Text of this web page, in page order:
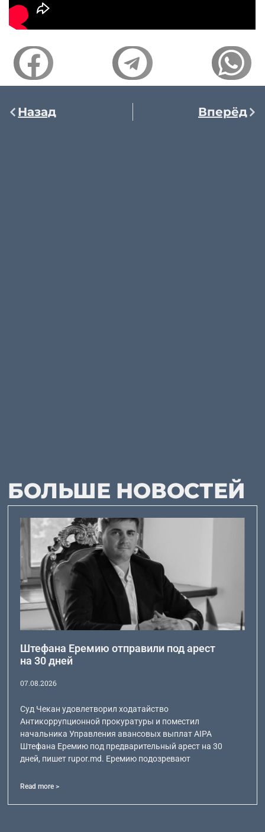
Назад Вперёд
БОЛЬШЕ НОВОСТЕЙ
Штефана Еремию отправили под арест
на 30 дней
07.08.2026
Суд Чекан удовлетворил ходатайство
Антикоррупционной прокуратуры и поместил
начальника Управления авансовых выплат AIPA
Штефана Еремию под предварительный арест на 30
дней, пишет rupor.md. Еремию подозревают
Read more >